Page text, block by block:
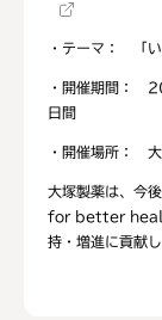
・テーマ： 「い
・開催期間：
日間
・開催場所：
大塚製薬は、
for better
持・増進に貢献